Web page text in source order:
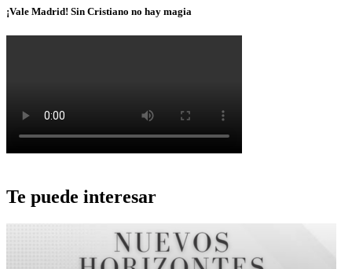
¡Vale Madrid! Sin Cristiano no hay magia
Te puede interesar